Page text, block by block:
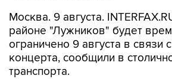
Москва. 9 августа.
районе "Лужников" будет
ограничено 9 августа в связи
концерта, сообщили в
транспорта.